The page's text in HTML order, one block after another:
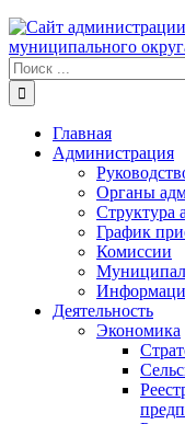
Результат
поиска:
Главная
Администрация
Органы
Структура
График
Комиссии
Деятельность
Экономика